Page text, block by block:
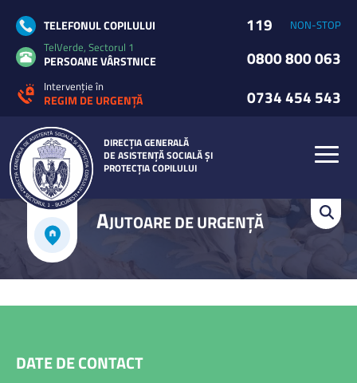
DIRECȚIA GENERALĂ
DE ASISTENȚĂ SOCIALĂ ȘI
PROTECȚIA COPILULUI
TELEFONUL COPILULUI 119
NON-STOP
TelVerde, Sectorul 1
PERSOANE VÂRSTNICE 0800 800 063
Intervenție în
REGIM DE URGENȚĂ 0734 454 543
AJUTOARE DE URGENȚĂ
DATE DE CONTACT